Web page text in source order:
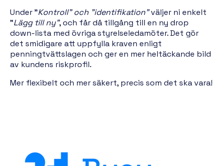
Under "Kontroll" och "identifikation"väljer ni enkelt
"Lägg till ny", och får då tillgång till en ny drop
down-lista med övriga styrelseledamöter. Det gör
det smidigare att uppfylla kraven enligt
penningtvättslagen och ger en mer heltäckande bild
av kundens riskprofil.
Mer flexibelt och mer säkert, precis som det ska vara!